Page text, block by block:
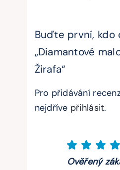
Buďte první, kdo
„Diamantové
Žirafa“
Pro přidávání
nejdříve přihlásit.
Ověřený